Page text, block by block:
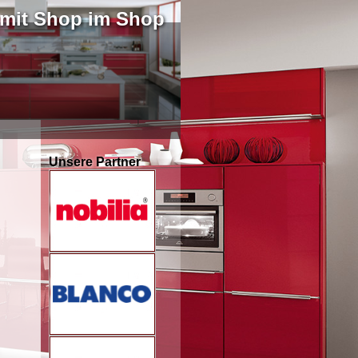
Shop im Shop
Unsere Partner